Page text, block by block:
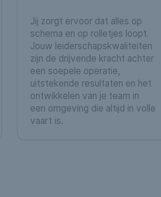
Jij zorgt ervoor dat alles op
schema en op rolletjes loopt.
Jouw leiderschapskwaliteiten
zijn de drijvende kracht achter
een soepele operatie,
uitstekende resultaten en het
ontwikkelen van je team in
een omgeving die altijd in volle
vaart is.